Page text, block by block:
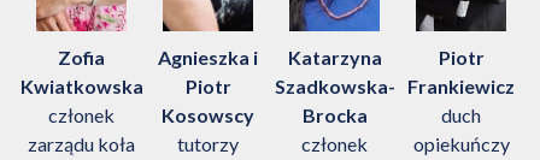
Zofia
Kwiatkowska
członek
zarządu koła
Agnieszka i
Piotr
Kosowscy
tutorzy
Katarzyna
Szadkowska-
Brocka
członek
Piotr
Frankiewicz
duch
opiekuńczy